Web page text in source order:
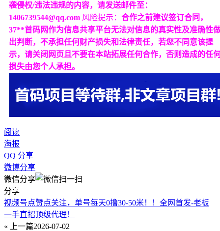
袭侵权/违法违规的内容，请发送邮件至：
1406739544@qq.com 风险提示： 合作之前建议签订合同，
37**首码网作为信息共享平台无法对信息的真实性及准确性
出判断，不承担任何财产损失和法律责任，若您不同意该提
示，请关闭网页且不要在本站拓展任何合作，否则造成的任
损失由您个人承担。
阅读
海报
QQ 分享
微博分享
微信分享
分享
视频号点赞点关注，单号每天0撸30-50米！！全网首发-老板
一手直招顶级代理！
« 上一篇2026-07-02